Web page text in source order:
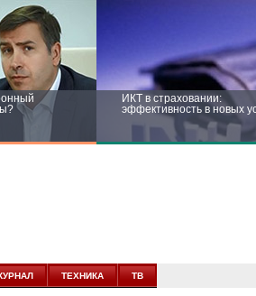
ИКТ в страховании:
эффективность в новых
новых условиях
ТЕХНИКА ТВ